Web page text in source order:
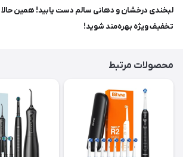
لبخندی درخشان و دهانی سالم دست یابید! همین
تخفیف ویژه بهره‌مند شوید!
محصولات مرتبط